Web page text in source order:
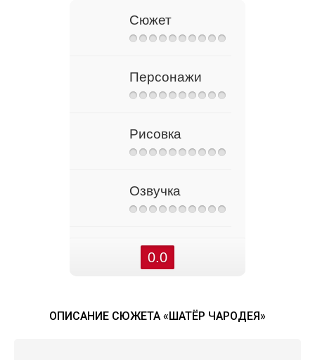
Сюжет
Персонажи
Рисовка
Озвучка
0.0
ОПИСАНИЕ СЮЖЕТА «ШАТЁР ЧАРОДЕЯ»